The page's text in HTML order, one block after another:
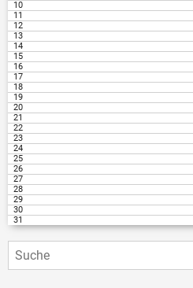
10
11
12
13
14
15
16
17
18
19
20
21
22
23
24
25
26
27
28
29
30
31